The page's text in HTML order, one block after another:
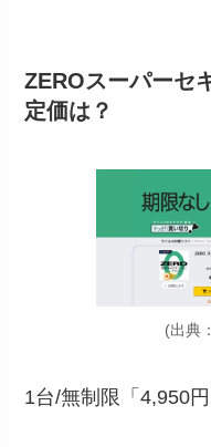
ZEROスーパーセ
定価は？
(出典
1台/無制限「4,950円